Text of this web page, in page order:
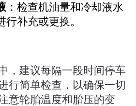
：检查机油量和冷却液水
行补充或更换。
，建议每隔一段时间停车
行简单检查，以确保一切
意轮胎温度和胎压的变